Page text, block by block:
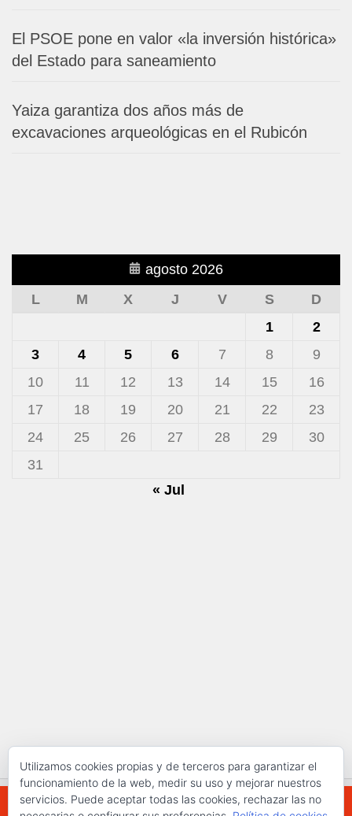
El PSOE pone en valor «la inversión histórica»
del Estado para saneamiento
Yaiza garantiza dos años más de
excavaciones arqueológicas en el Rubicón
agosto 2026
L
M X J V S
D
1
2
3
4 5 6 7 8
9
10
11 12 13 14 15
16
17
18 19 20 21 22
23
24
25 26 27 28 29
30
31
« Jul
Utilizamos cookies propias y de terceros para garantizar el
funcionamiento de la web, medir su uso y mejorar nuestros
servicios. Puede aceptar todas las cookies, rechazar las no